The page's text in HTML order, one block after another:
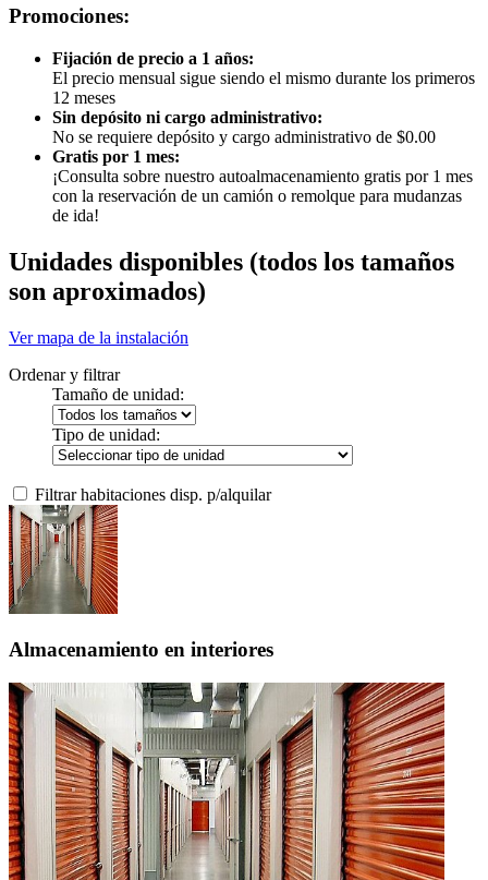
Promociones:
Fijación de precio a 1 años:
El precio mensual sigue siendo el mismo durante los primeros
12 meses
Sin depósito ni cargo administrativo:
No se requiere depósito y cargo administrativo de $0.00
Gratis por 1 mes:
¡Consulta sobre nuestro autoalmacenamiento gratis por 1 mes
con la reservación de un camión o remolque para mudanzas
de ida!
Unidades disponibles (todos los tamaños
son aproximados)
Ver mapa de la instalación
Ordenar y filtrar
Tamaño de unidad:
Tipo de unidad:
Filtrar habitaciones disp. p/alquilar
Almacenamiento en interiores